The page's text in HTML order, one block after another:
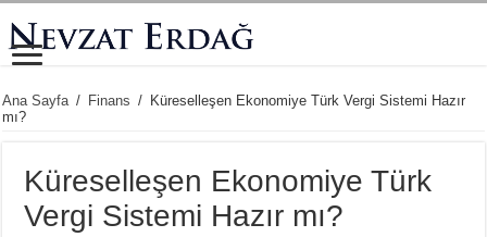
Ana Sayfa / Finans / Küreselleşen Ekonomiye Türk Vergi Sistemi Hazır
mı?
Küreselleşen Ekonomiye Türk
Vergi Sistemi Hazır mı?